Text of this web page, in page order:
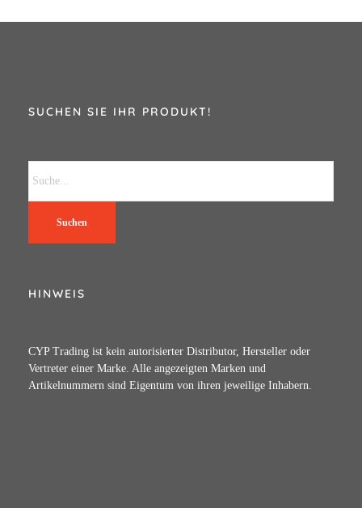
SUCHEN SIE IHR PRODUKT!
Suchen
HINWEIS
CYP Trading ist kein autorisierter Distributor, Hersteller oder
Vertreter einer Marke. Alle angezeigten Marken und
Artikelnummern sind Eigentum von ihren jeweilige Inhabern.